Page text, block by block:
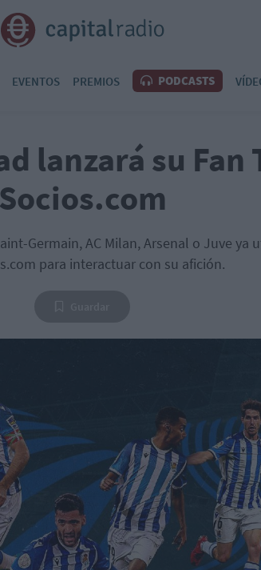
EVENTOS PREMIOS PODCASTS
lanzará su Fan
Socios.com
Germain, AC Milan, Arsenal o Juve ya
para interactuar con su afición.